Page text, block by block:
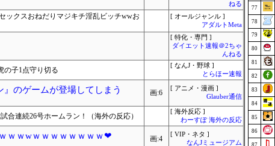
ねる
ックスおねだりマジキチ淫乱ビッチwwお
[ オールジャンル ]
アダルトMeta
[ 特化・専門 ]
ダイエット速報＠2ちゃ
んねる
の子1点守り切る
[ なんJ・野球 ]
とらほー速報
』のゲームが登場してしまう 画:6
[ アニメ・漫画 ]
Glauber通信
合連続26号ホームラン！（海外の反応）
[ 海外反応 ]
わーすぽ 海外の反応
ｗｗwｗｗｗｗｗｗｗｗ❤ 画:4
[ VIP・ネタ ]
なんJミュージアム
77
78
79
80
81
82
83
84
85
86
87